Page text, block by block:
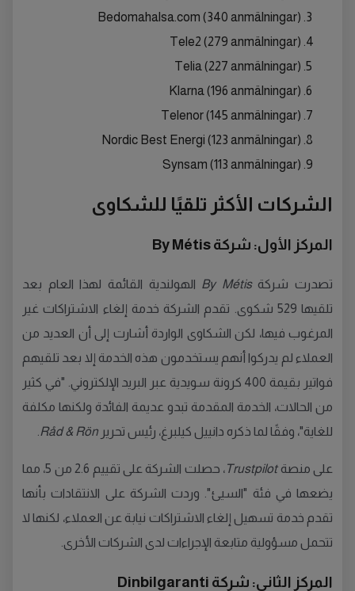
Bedomahalsa.com (340 anmälningar)
Tele2 (279 anmälningar)
Telia (227 anmälningar)
Klarna (196 anmälningar)
Telenor (145 anmälningar)
Nordic Best Energi (123 anmälningar)
Synsam (113 anmälningar)
الشركات الأكثر تلقيًا للشكاوى
المركز الأول: شركة By Métis
تصدرت شركةBy Métis الهولندية القائمة لهذا العام بعد
تلقيها 529 شكوى. تقدم الشركة خدمة إلغاء الاشتراكات غير
المرغوب فيها، لكن الشكاوى الواردة أشارت إلى أن العديد من
العملاء لم يدركوا أنهم يستخدمون هذه الخدمة إلا بعد تلقيهم
فواتير بقيمة 400 كرونة سويدية عبر البريد الإلكتروني. "في كثير
من الحالات، الخدمة المقدمة تبدو عديمة الفائدة ولكنها مكلفة
للغاية"، وفقًا لما ذكره دانييل كيلبرغ، رئيس تحرير Råd & Rön
على منصةTrustpilot
، حصلت الشركة على تقييم 2.6 من 5، مما
يضعها في فئة "السيئ". وردت الشركة على الانتقادات بأنها
تقدم خدمة تسهيل إلغاء الاشتراكات نيابة عن العملاء، لكنها لا
تتحمل مسؤولية متابعة الإجراءات لدى الشركات الأخرى.
المركز الثاني: شركة Dinbilgaranti